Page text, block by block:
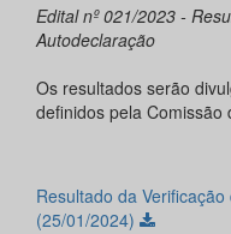
Edital nº 021/2023 -
Autodeclaração
Os resultados serão
definidos pela Comissão
Resultado da
(25/01/2024)